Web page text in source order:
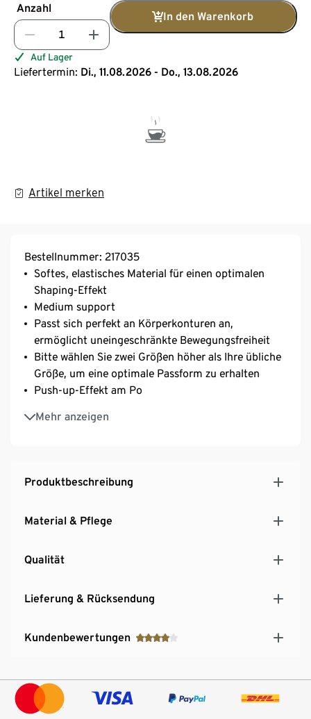
Anzahl
In den Warenkorb
Auf Lager
Liefertermin: Di., 11.08.2026 - Do., 13.08.2026
Artikel merken
Bestellnummer: 217035
Softes, elastisches Material für einen optimalen
Shaping-Effekt
Medium support
Passt sich perfekt an Körperkonturen an,
ermöglicht uneingeschränkte Bewegungsfreiheit
Bitte wählen Sie zwei Größen höher als Ihre übliche
Größe, um eine optimale Passform zu erhalten
Push-up-Effekt am Po
Mehr anzeigen
Unsichtbare Wäsche – ideal unter weißer und heller
Oberbekleidung
Nahtlose Verarbeitung an den Beinabschlüssen –
nichts zeichnet sich ab
Mit hochwertigem Markenelasthan für
Produktbeschreibung
Material & Pflege
Qualität
Lieferung & Rücksendung
Kundenbewertungen